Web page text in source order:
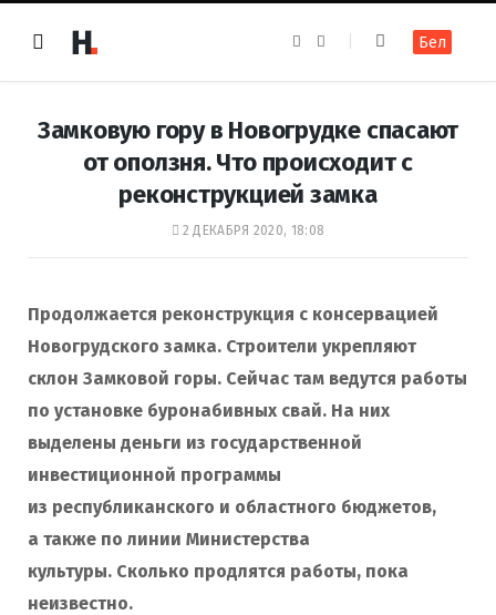
e
o
k
t
r
a
m
Бел
Замковую гору в Новогрудке спасают
от оползня. Что происходит с
реконструкцией замка
2 ДЕКАБРЯ 2020, 18:08
Продолжается реконструкция с консервацией
Новогрудского замка. Строители укрепляют
склон Замковой горы. Сейчас там ведутся работы
по установке буронабивных свай. На них
выделены деньги из государственной
инвестиционной программы
из республиканского и областного бюджетов,
а также по линии Министерства
культуры. Сколько продлятся работы, пока
неизвестно.